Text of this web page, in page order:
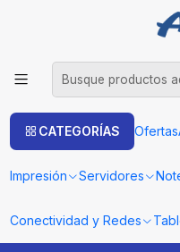
CATEGORÍAS Ofertas
Impresión Servidores
Conectividad y Redes